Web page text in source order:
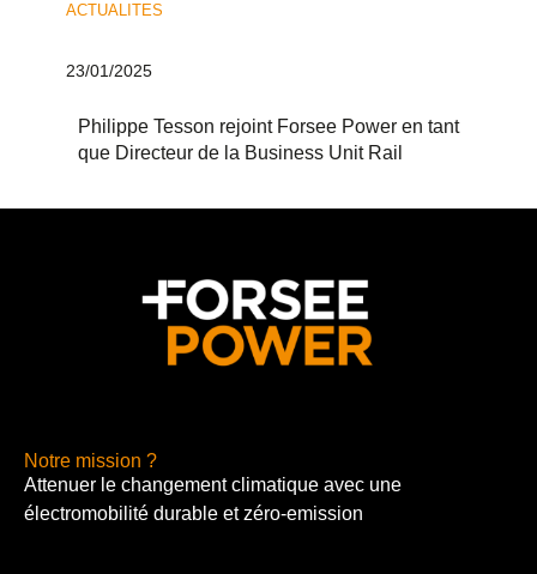
ACTUALITES
23/01/2025
Philippe Tesson rejoint Forsee Power en tant
que Directeur de la Business Unit Rail
Notre mission ?
Attenuer le changement climatique avec une
électromobilité durable et zéro-emission